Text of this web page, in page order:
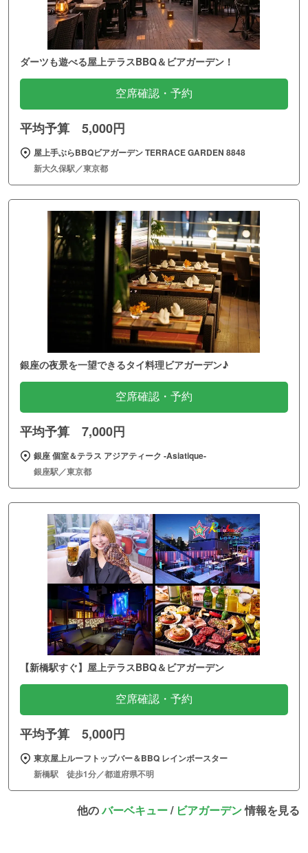
ダーツも遊べる屋上テラスBBQ＆ビアガーデン！
空席確認・予約
平均予算 5,000円
屋上手ぶらBBQビアガーデン TERRACE GARDEN 8848
新大久保駅／東京都
銀座の夜景を一望できるタイ料理ビアガーデン♪
空席確認・予約
平均予算 7,000円
銀座 個室＆テラス アジアティーク ‐Asiatique‐
銀座駅／東京都
【新橋駅すぐ】屋上テラスBBQ＆ビアガーデン
空席確認・予約
平均予算 5,000円
東京屋上ルーフトップバー＆BBQ レインボースター
新橋駅 徒歩1分／都道府県不明
他のバーベキュー/ ビアガーデン情報を見る